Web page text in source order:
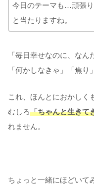
今日のテーマも…頑張
と当たりますね。
「毎日幸せなのに、なん
「何かしなきゃ」「焦
これ、ほんとにおかしく
むしろ「ちゃんと生きて
れません。
ちょっと一緒にほどいて